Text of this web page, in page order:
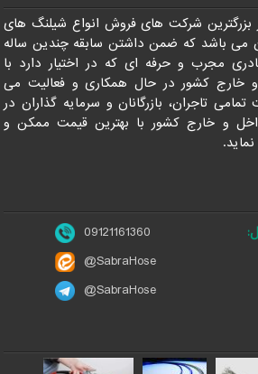
شرکت های فروش انواع شیلنگ های
می باشد که ضمن داشتن سابقه چندین ساله
مجرب و حرفه ای که در اختیار دارد با
و خارج کشور در حال همکاری و فعالیت می
تاجران، بازرگانان و سرمایه گذاران در
و خارج کشور با بهترین قیمت ممکن و
09121161360
@SabraHose
@SabraHose